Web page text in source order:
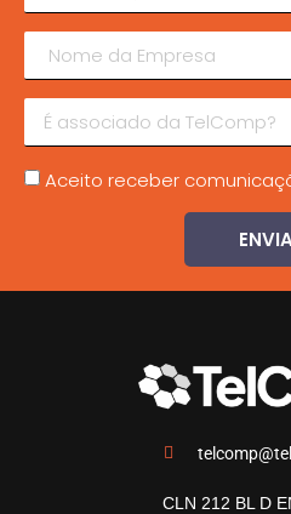
Aceito receber
CLN 212 BL D